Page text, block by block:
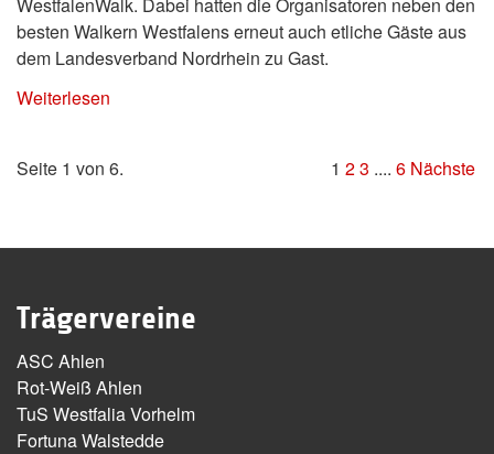
WestfalenWalk. Dabei hatten die Organisatoren neben den
besten Walkern Westfalens erneut auch etliche Gäste aus
dem Landesverband Nordrhein zu Gast.
Weiterlesen
Seite 1 von 6. 1 23 .... 6 Nächste
Trägervereine
ASC Ahlen
Rot-Weiß Ahlen
TuS Westfalia Vorhelm
Fortuna Walstedde